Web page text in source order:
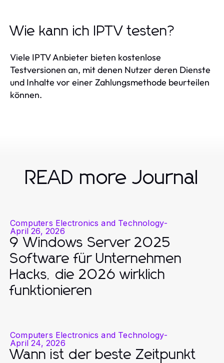
Wie kann ich IPTV testen?
Viele IPTV Anbieter bieten kostenlose
Testversionen an, mit denen Nutzer deren Dienste
und Inhalte vor einer Zahlungsmethode beurteilen
können.
READ more Journal
Computers Electronics and Technology-
April 26, 2026
9 Windows Server 2025
Software für Unternehmen
Hacks, die 2026 wirklich
funktionieren
Computers Electronics and Technology-
April 24, 2026
Wann ist der beste Zeitpunkt